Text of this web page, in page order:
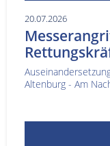
20.07.2026
Altenburg - Am